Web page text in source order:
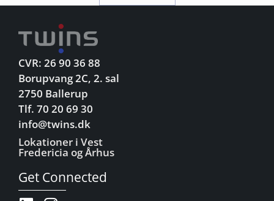
CVR: 26 90 36 88
Borupvang 2C, 2. sal
2750 Ballerup
Tlf. 70 20 69 30
info@twins.dk
Lokationer i Vest
Fredericia og Århus
Get Connected